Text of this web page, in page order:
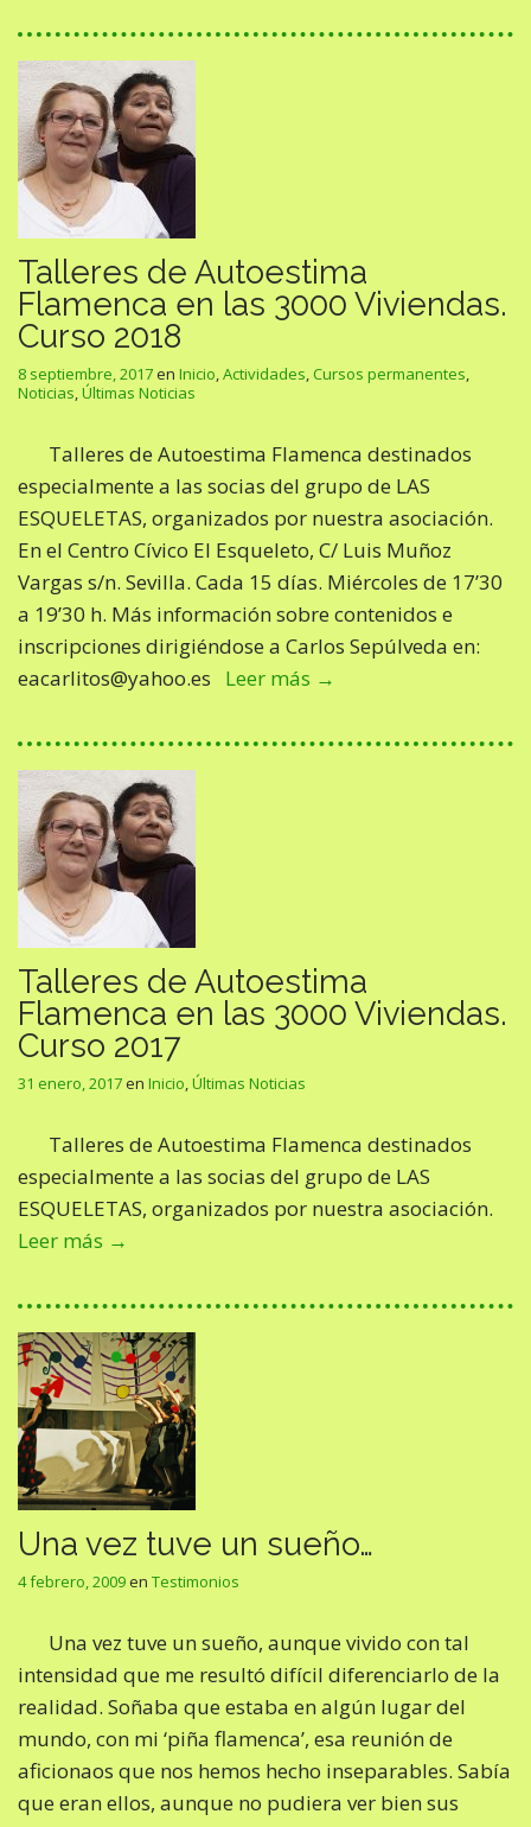
Talleres de Autoestima
Flamenca en las 3000 Viviendas.
Curso 2018
8 septiembre, 2017en Inicio,Actividades,Cursos permanentes,
Noticias,Últimas Noticias
Talleres de Autoestima Flamenca destinados
especialmente a las socias del grupo de LAS
ESQUELETAS, organizados por nuestra asociación.
En el Centro Cívico El Esqueleto, C/ Luis Muñoz
Vargas s/n. Sevilla. Cada 15 días. Miércoles de 17’30
a 19’30 h. Más información sobre contenidos e
inscripciones dirigiéndose a Carlos Sepúlveda en:
eacarlitos@yahoo.es Leer más →
Talleres de Autoestima
Flamenca en las 3000 Viviendas.
Curso 2017
31 enero, 2017en Inicio,Últimas Noticias
Talleres de Autoestima Flamenca destinados
especialmente a las socias del grupo de LAS
ESQUELETAS, organizados por nuestra asociación.
Leer más →
Una vez tuve un sueño…
4 febrero, 2009en Testimonios
Una vez tuve un sueño, aunque vivido con tal
intensidad que me resultó difícil diferenciarlo de la
realidad. Soñaba que estaba en algún lugar del
mundo, con mi ‘piña flamenca’, esa reunión de
aficionaos que nos hemos hecho inseparables. Sabía
que eran ellos, aunque no pudiera ver bien sus